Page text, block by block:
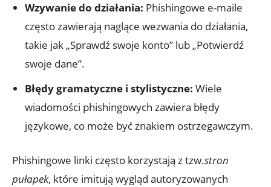
Wzywanie do działania: Phishingowe e-maile
często zawierają naglące wezwania do działania,
takie jak „Sprawdź swoje konto” lub „Potwierdź
swoje dane”.
Błędy gramatyczne i stylistyczne: Wiele
wiadomości phishingowych zawiera błędy
językowe, co może być znakiem ostrzegawczym.
Phishingowe linki często korzystają z tzw.stron
pułapek, które imitują wygląd autoryzowanych